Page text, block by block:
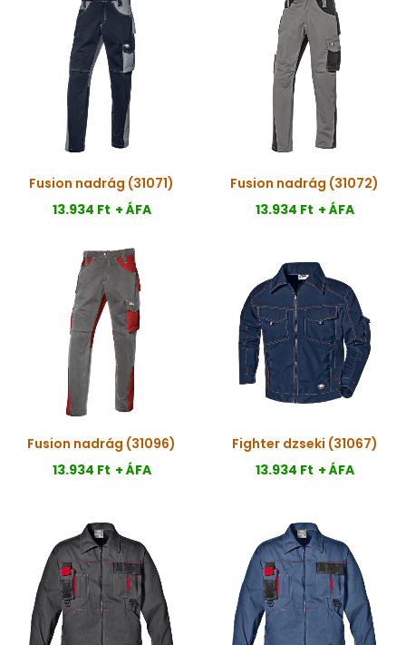
Fusion nadrág (31071)
13.934 Ft + ÁFA
Fusion nadrág (31072)
13.934 Ft + ÁFA
Fusion nadrág (31096)
13.934 Ft + ÁFA
Fighter dzseki (31067)
13.934 Ft + ÁFA